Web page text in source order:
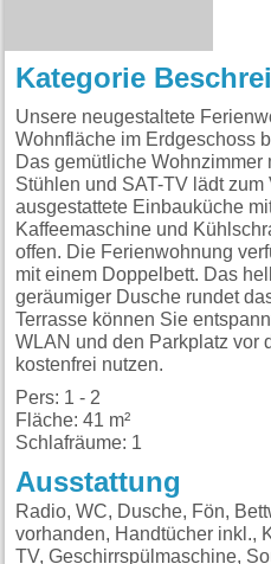
Kategorie
Unsere neugestaltete
Wohnfläche im Erdgeschoss
Das gemütliche Wohnzimmer
Stühlen und SAT-TV lädt
ausgestattete Einbauküche
Kaffeemaschine und
offen. Die Ferienwohnung
mit einem Doppelbett. Das
geräumiger Dusche rundet
Terrasse können Sie
WLAN und den Parkplatz vor
kostenfrei nutzen.
Pers: 1 - 2
Fläche: 41 m²
Schlafräume: 1
Ausstattung
Radio, WC, Dusche, Fön,
vorhanden, Handtücher inkl.,
TV, Geschirrspülmaschine,